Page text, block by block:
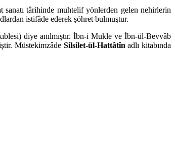
sanatı târihinde muhtelif yönlerden gelen nehirlerin
istifâde ederek şöhret bulmuştur.
diye anılmıştır. İbn-i Mukle ve İbn-ül-Bevvâb
Müstekimzâde Silsilet-ül-Hattâtînadlı kitabında